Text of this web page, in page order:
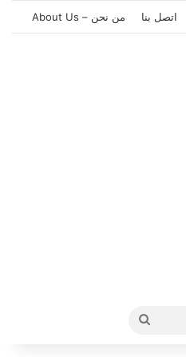
اتصل بنا من نحن – About Us
بحث